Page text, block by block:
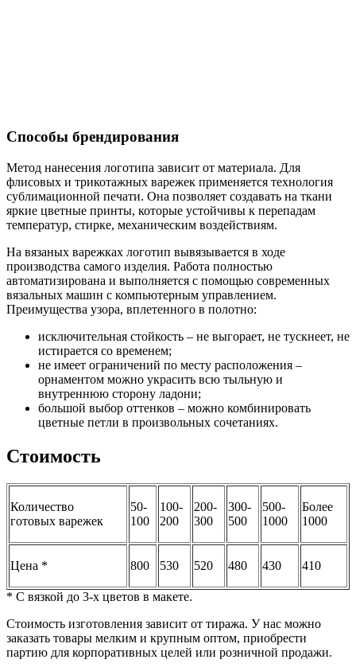
Способы брендирования
Метод нанесения логотипа зависит от материала. Для
флисовых и трикотажных варежек применяется технология
сублимационной печати. Она позволяет создавать на ткани
яркие цветные принты, которые устойчивы к перепадам
температур, стирке, механическим воздействиям.
На вязаных варежках логотип вывязывается в ходе
производства самого изделия. Работа полностью
автоматизирована и выполняется с помощью современных
вязальных машин с компьютерным управлением.
Преимущества узора, вплетенного в полотно:
исключительная стойкость – не выгорает, не тускнеет, не
истирается со временем;
не имеет ограничений по месту расположения –
орнаментом можно украсить всю тыльную и
внутреннюю сторону ладони;
большой выбор оттенков – можно комбинировать
цветные петли в произвольных сочетаниях.
Стоимость
Количество
готовых варежек
50-
100
100-
200
200-
300
300-
500
500-
1000
Более
1000
Цена * 800 530 520 480 430 410
* C вязкой до 3‑х цветов в макете.
Стоимость изготовления зависит от тиража. У нас можно
заказать товары мелким и крупным оптом, приобрести
партию для корпоративных целей или розничной продажи.